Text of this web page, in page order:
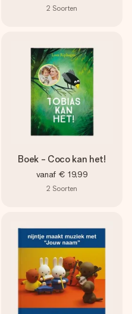
2 Soorten
Boek - Coco kan het!
vanaf € 19,99
2 Soorten